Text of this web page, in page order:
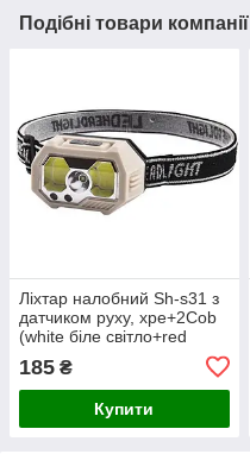
Подібні товари компанії
Ліхтар налобний Sh-s31 з
датчиком руху, xpe+2Cob
(white біле світло+red
185 ₴
Купити